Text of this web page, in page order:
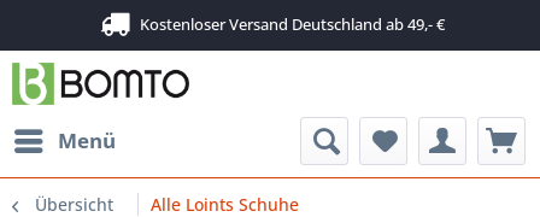
Kostenloser Versand Deutschland ab 49,- €
Menü
Übersicht Alle Loints Schuhe